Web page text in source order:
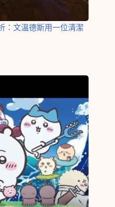
：文溫德斯用一位清潔